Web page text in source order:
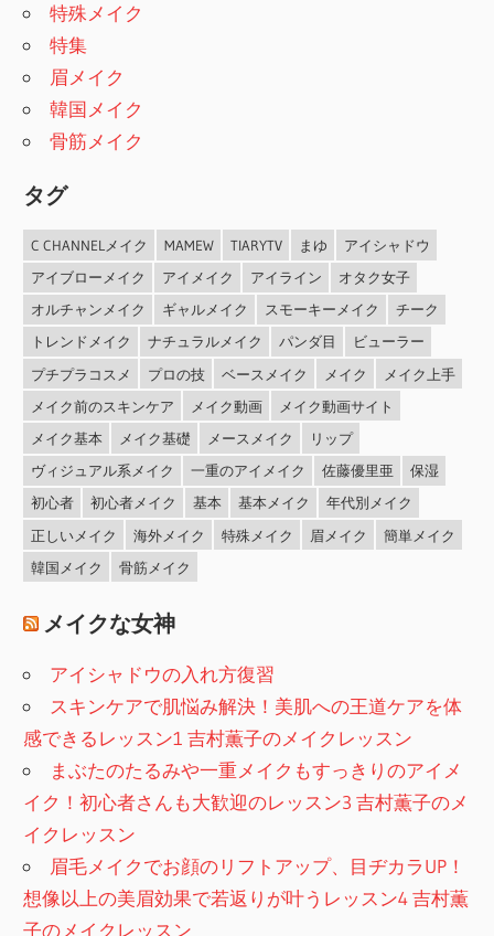
特殊メイク
特集
眉メイク
韓国メイク
骨筋メイク
タグ
C CHANNELメイク MAMEW TIARYTV まゆ
アイシャドウ
アイブローメイク
アイメイク アイライン
オタク女子
オルチャンメイク
ギャルメイク スモーキーメイク
チーク
トレンドメイク
ナチュラルメイク パンダ目
ビューラー
プチプラコスメ
プロの技 ベースメイク メイク
メイク上手
メイク前のスキンケア
メイク動画
メイク動画サイト
メイク基本
メイク基礎 メースメイク
リップ
ヴィジュアル系メイク
一重のアイメイク 佐藤優里亜
保湿
初心者
初心者メイク 基本 基本メイク
年代別メイク
正しいメイク
海外メイク 特殊メイク 眉メイク
簡単メイク
韓国メイク
骨筋メイク
メイクな女神
アイシャドウの入れ方復習
スキンケアで肌悩み解決！美肌への王道ケアを体
感できるレッスン1 吉村薫子のメイクレッスン
まぶたのたるみや一重メイクもすっきりのアイメ
イク！初心者さんも大歓迎のレッスン3 吉村薫子のメ
イクレッスン
眉毛メイクでお顔のリフトアップ、目ヂカラUP！
想像以上の美眉効果で若返りが叶うレッスン4 吉村薫
子のメイクレッスン